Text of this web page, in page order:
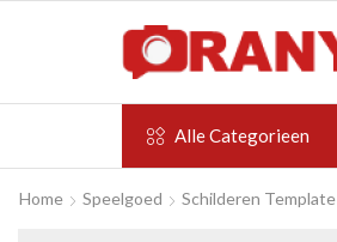
Alle Categorieen
Home Speelgoed Schilderen Template